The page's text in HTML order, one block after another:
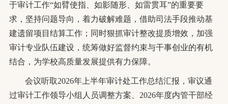
于审计工作“如臂使指、如影随形、如雷贯耳”的重要要
求，坚持问题导向，着力破解难题，借助司法手段推动基
建遗留项目结算工作；同时狠抓审计整改提质增效，加强
审计专业队伍建设，统筹做好监督约束与干事创业的有机
结合，为学校高质量发展提供有力保障。
会议听取2026年上半年审计处工作总结汇报，审议通
过审计工作领导小组人员调整方案、2026年度内管干部经